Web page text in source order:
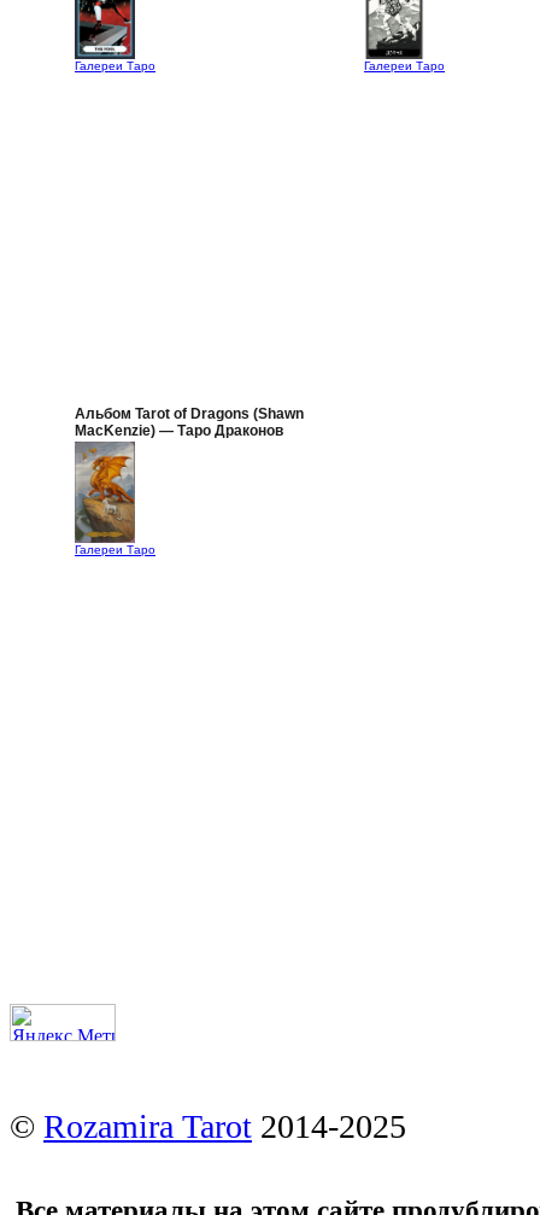
Галереи Таро Галереи Таро
Альбом Tarot of Dragons (Shawn
MacKenzie) — Таро Драконов
Галереи Таро
© Rozamira Tarot 2014-2025